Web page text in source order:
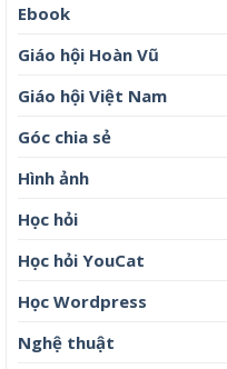
Ebook
Giáo hội Hoàn Vũ
Giáo hội Việt Nam
Góc chia sẻ
Hình ảnh
Học hỏi
Học hỏi YouCat
Học Wordpress
Nghệ thuật